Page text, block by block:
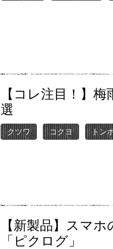
【コレ注目！】
選
クツワ コクヨ トン
【新製品】スマ
「ピクログ」